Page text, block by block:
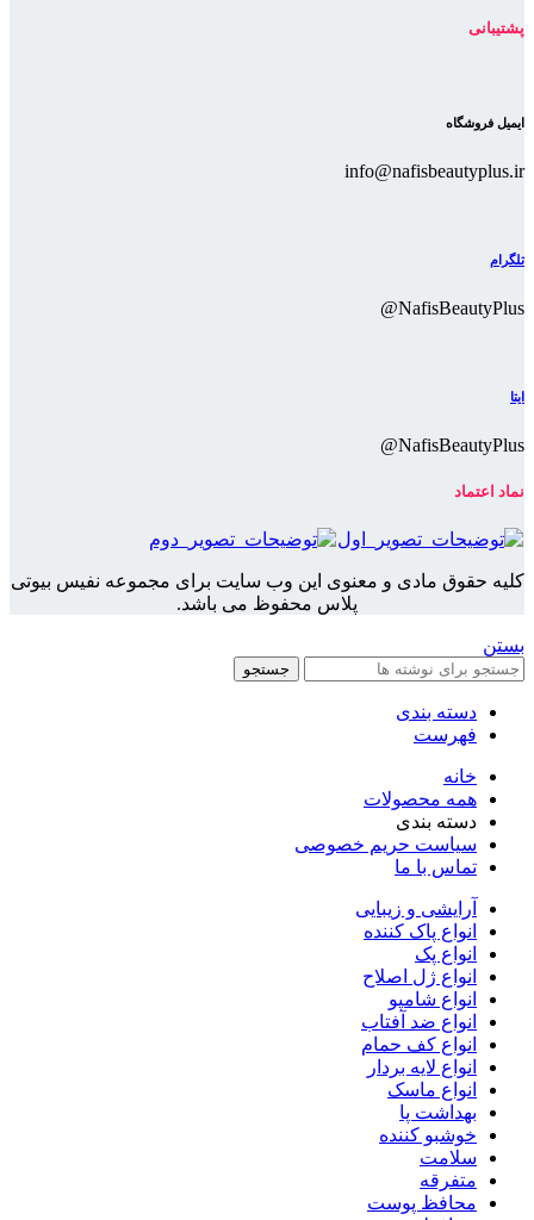
پشتیبانی
ایمیل فروشگاه
info@nafisbeautyplus.ir
تلگرام
NafisBeautyPlus@
ایتا
NafisBeautyPlus@
نماد اعتماد
کلیه حقوق مادی و معنوی این وب سایت برای مجموعه نفیس بیوتی
پلاس محفوظ می باشد.
بستن
جستجو
دسته بندی
فهرست
خانه
همه محصولات
دسته بندی
سیاست حریم خصوصی
تماس با ما
آرایشی و زیبایی
انواع پاک کننده
انواع پک
انواع ژل اصلاح
انواع شامپو
انواع ضد آفتاب
انواع کف حمام
انواع لایه بردار
انواع ماسک
بهداشت پا
خوشبو کننده
سلامت
متفرقه
محافظ پوست